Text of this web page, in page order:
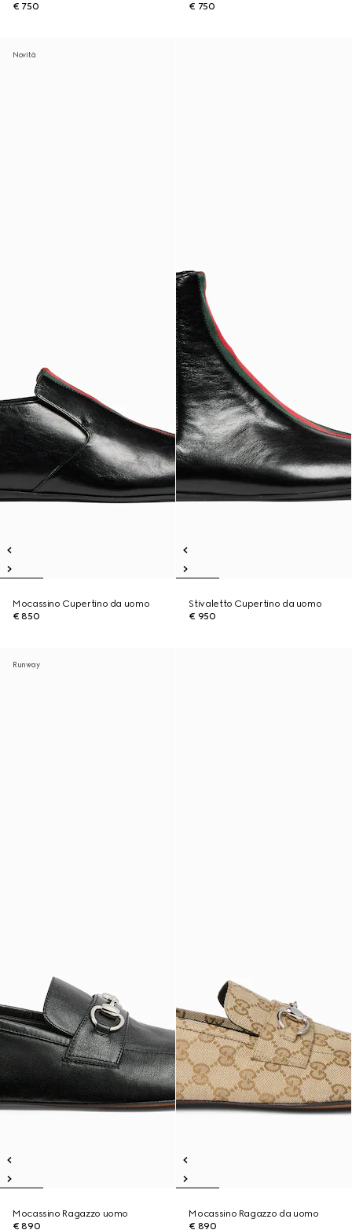
€ 750
€ 750
Novità
Mocassino Cupertino da uomo
€ 850
Stivaletto Cupertino da uomo
€ 950
Runway
Mocassino Ragazzo uomo
€ 890
Mocassino Ragazzo da uomo
€ 890